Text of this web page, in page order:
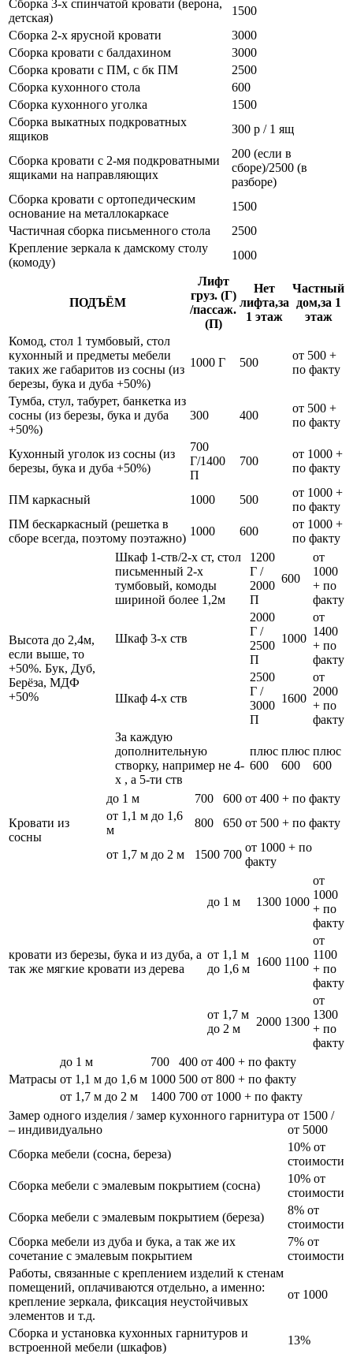
Сборка 3-х спинчатой кровати (верона,
детская)
1500
Сборка 2-х ярусной кровати
3000
Сборка кровати с балдахином
3000
Сборка кровати с ПМ, с бк ПМ
2500
Сборка кухонного стола
600
Сборка кухонного уголка
1500
Сборка выкатных подкроватных
ящиков
300 р / 1 ящ
Сборка кровати с 2-мя подкроватными
ящиками на направляющих
200 (если в
сборе)/2500 (в
разборе)
Сборка кровати с ортопедическим
основание на металлокаркасе
1500
Частичная сборка письменного стола
2500
Крепление зеркала к дамскому столу
(комоду)
1000
ПОДЪЁМ
Лифт
груз. (Г)
/пассаж.
(П)
Нет
лифта,за
1 этаж
Частный
дом,за 1
этаж
Комод, стол 1 тумбовый, стол
кухонный и предметы мебели
таких же габаритов из сосны (из
березы, бука и дуба +50%)
1000 Г 500
от 500 +
по факту
Тумба, стул, табурет, банкетка из
сосны (из березы, бука и дуба
+50%)
300 400
от 500 +
по факту
Кухонный уголок из сосны (из
березы, бука и дуба +50%)
700
Г/1400
П
700
от 1000 +
по факту
ПМ каркасный 1000 500
от 1000 +
по факту
ПМ бескаркасный (решетка в
сборе всегда, поэтому поэтажно)
1000 600
от 1000 +
по факту
Высота до 2,4м,
если выше, то
+50%. Бук, Дуб,
Берёза, МДФ
+50%
Шкаф 1-ств/2-х ст, стол
письменный 2-х
тумбовый, комоды
шириной более 1,2м
1200
Г /
2000
П
600
от
1000
+ по
факту
Шкаф 3-х ств
2000
Г /
2500
П
1000
от
1400
+ по
факту
Шкаф 4-х ств
2500
Г /
3000
П
1600
от
2000
+ по
факту
За каждую
дополнительную
створку, например не 4-
х , а 5-ти ств
плюс
600
плюс
600
плюс
600
Кровати из
сосны
до 1 м 700 600 от 400 + по факту
от 1,1 м до 1,6
м
800 650 от 500 + по факту
от 1,7 м до 2 м 1500 700
от 1000 + по
факту
кровати из березы, бука и из дуба, а
так же мягкие кровати из дерева
до 1 м 1300 1000
от
1000
+ по
факту
от 1,1 м
до 1,6 м
1600 1100
от
1100
+ по
факту
от 1,7 м
до 2 м
2000 1300
от
1300
+ по
факту
Матрасы
до 1 м 700 400 от 400 + по факту
от 1,1 м до 1,6 м 1000 500 от 800 + по факту
от 1,7 м до 2 м
1400 700 от 1000 + по факту
Замер одного изделия / замер кухонного гарнитура
– индивидуально
от 1500 /
от 5000
Сборка мебели (сосна, береза)
10% от
стоимости
Сборка мебели с эмалевым покрытием (сосна)
10% от
стоимости
Сборка мебели с эмалевым покрытием (береза)
8% от
стоимости
Сборка мебели из дуба и бука, а так же их
сочетание с эмалевым покрытием
7% от
стоимости
Работы, связанные с креплением изделий к стенам
помещений, оплачиваются отдельно, а именно:
крепление зеркала, фиксация неустойчивых
элементов и т.д.
от 1000
Сборка и установка кухонных гарнитуров и
встроенной мебели (шкафов)
13%